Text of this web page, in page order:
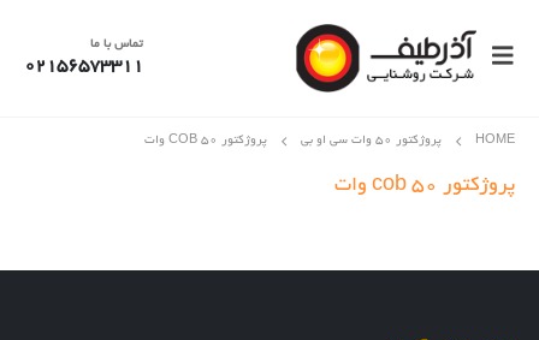
تماس با ما
02156573311
HOME پروژکتور 50 وات سی او بی پروژکتور COB ۵۰ وات
پروژکتور cob ۵۰ وات